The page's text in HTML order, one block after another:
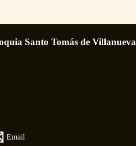
Santo Tomás de Villanueva
Email